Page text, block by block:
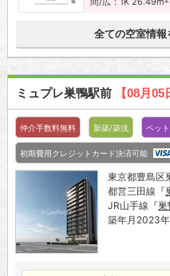
全ての空室情
ミュプレ巣鴨駅前 【08月05
仲介手数料無料 新築/築浅 ペッ
初期費用クレジットカード決済可能
東京都豊島区
都営三田線『
JR山手線『巣
築年月2023